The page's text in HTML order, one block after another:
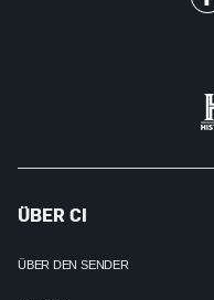
ÜBER CI
ÜBER DEN SENDER